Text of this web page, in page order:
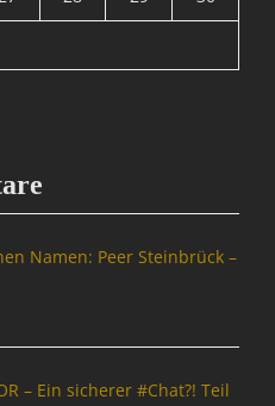
Namen: Peer Steinbrück –
– Ein sicherer #Chat?! Teil